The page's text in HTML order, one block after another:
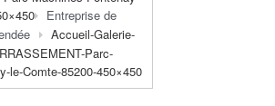
Entreprise de
Accueil-Galerie-
Parc-
le-Comte-85200-450×450